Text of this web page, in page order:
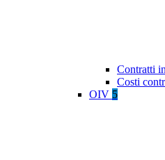
Contratti
Costi
OIV 5